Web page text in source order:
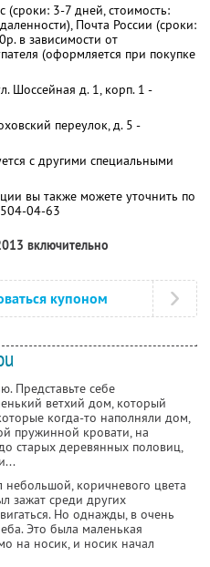
(сроки: 3-7 дней, стоимость:
Почта России (сроки:
в зависимости от
(оформляется при покупке
Шоссейная д. 1, корп. 1 -
переулок, д. 5 -
с другими специальными
вы также можете уточнить по
04-63
включительно
купоном
Представьте себе
ветхий дом, который
когда-то наполняли дом,
пружинной кровати, на
старых деревянных половиц,
небольшой, коричневого цвета
зажат среди других
Но однажды, в очень
Это была маленькая
на носик, и носик начал